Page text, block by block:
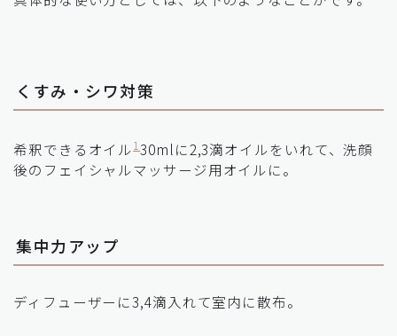
くすみ・シワ対策
希釈できるオイル1 30mlに2,3滴オイルをいれて、洗顔
後のフェイシャルマッサージ用オイルに。
集中力アップ
ディフューザーに3,4滴入れて室内に散布。